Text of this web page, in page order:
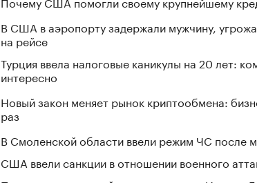
В США в аэропорту задержали мужчину,
на рейсе
Турция ввела налоговые каникулы на 20 лет:
интересно
Новый закон меняет рынок криптообмена:
раз
В Смоленской области ввели режим ЧС после
США ввели санкции в отношении военного